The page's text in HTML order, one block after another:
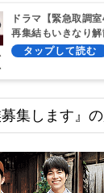
ドラマ【緊急取調
再集結もいきなり解
集します』